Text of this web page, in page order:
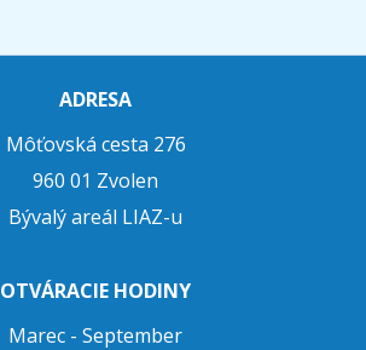
ADRESA
Môťovská cesta 276
960 01 Zvolen
Bývalý areál LIAZ-u
OTVÁRACIE HODINY
Marec - September